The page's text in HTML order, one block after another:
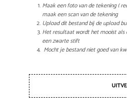
Maak een foto van de tekening (
maak een scan van de tekening
Upload dit bestand bij de upload
Het resultaat wordt het mooist
een zwarte stift
Mocht je bestand niet goed van